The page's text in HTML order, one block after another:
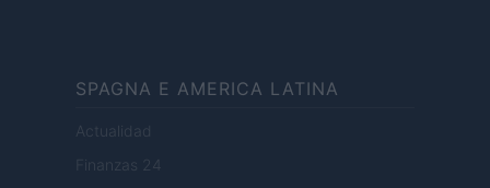
SPAGNA E AMERICA LATINA
Actualidad
Finanzas 24